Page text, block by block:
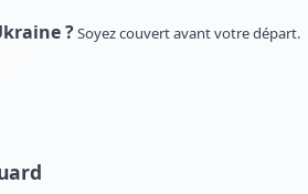
?Soyez couvert avant votre départ.